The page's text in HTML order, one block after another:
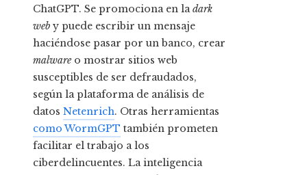
ChatGPT. Se promociona en ladark
web y puede escribir un mensaje
haciéndose pasar por un banco, crear
malware o mostrar sitios web
susceptibles de ser defraudados,
según la plataforma de análisis de
datos Netenrich. Otras herramientas
como WormGPT también prometen
facilitar el trabajo a los
ciberdelincuentes. La inteligencia